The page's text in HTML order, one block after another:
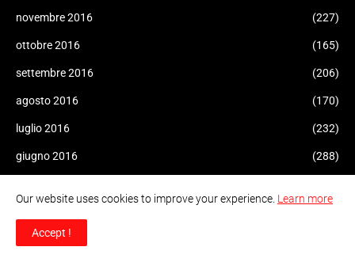
novembre 2016 (227)
ottobre 2016 (165)
settembre 2016 (206)
agosto 2016 (170)
luglio 2016 (232)
giugno 2016 (288)
marzo 2016
Our website uses cookies to improve your experience. Learn more
Accept !